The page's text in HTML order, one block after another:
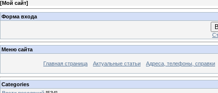
[Мой сайт]
Форма входа
Меню сайта
Главная страница Актуальные статьи Адреса, телефоны, справки
Categories